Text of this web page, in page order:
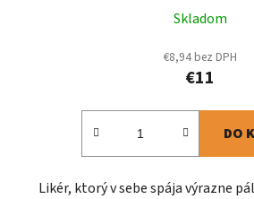
Skladom
€8,94 bez DPH
€11
DO
Likér, ktorý v sebe spája výrazne